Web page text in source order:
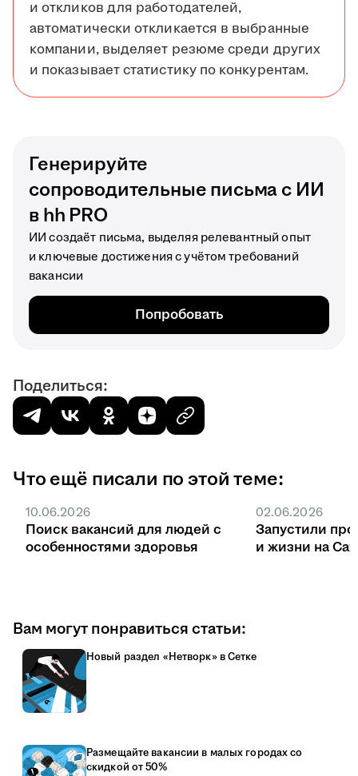
и откликов для работодателей,
автоматически откликается в выбранные
компании, выделяет резюме среди других
и показывает статистику по конкурентам.
Генерируйте
сопроводительные письма с ИИ
в hh PRO
ИИ создаёт письма, выделяя релевантный опыт
и ключевые достижения с учётом требований
вакансии
Попробовать
Поделиться:
Что ещё писали по этой теме:
10.06.2026
Поиск вакансий для людей с
особенностями здоровья
02.06.2026
Запустили
и жизни на
Вам могут понравиться статьи:
Новый раздел «Нетворк» в Сетке
Размещайте вакансии в малых городах со
скидкой от 50%